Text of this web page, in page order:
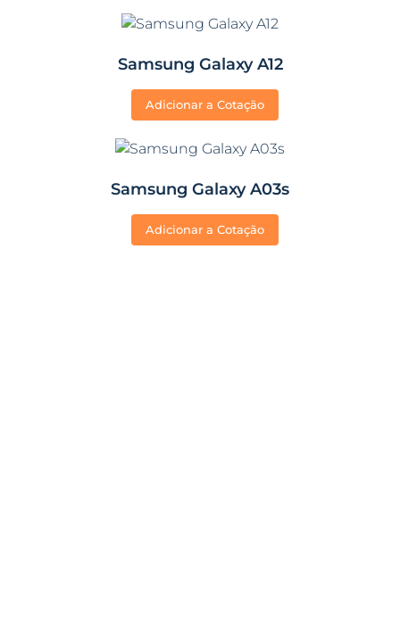
Samsung Galaxy A12
Adicionar a Cotação
Samsung Galaxy A03s
Adicionar a Cotação